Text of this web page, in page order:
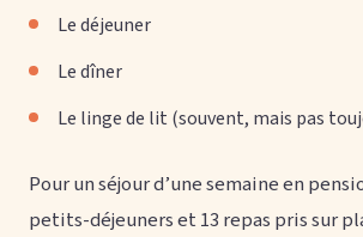
Le déjeuner
Le dîner
Le linge de lit (souvent, mais pas
Pour un séjour d’une semaine en
petits-déjeuners et 13 repas pris sur